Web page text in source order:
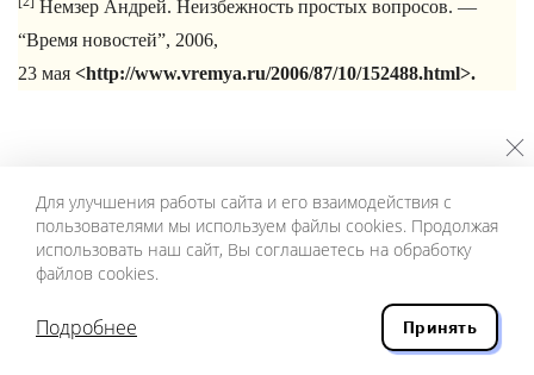
Немзер Андрей. Неизбежность простых вопросов. —
“Время новостей”, 2006,
23 мая <http://www.vremya.ru/2006/87/10/152488.html>.
ОБ АВТОРЕ
ВЛАДИМИР ГУБАЙЛОВСКИЙ
Губайловский Владимир Алексеевич — поэт,
Для улучшения работы сайта и его взаимодействия с
пользователями мы используем файлы cookies. Продолжая
использовать наш сайт, Вы соглашаетесь на обработку
файлов cookies.
Подробнее Принять